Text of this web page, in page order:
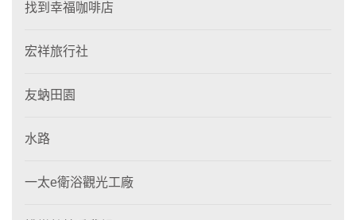
找到幸福咖啡店
宏祥旅行社
友蚋田園
水路
一太e衛浴觀光工廠